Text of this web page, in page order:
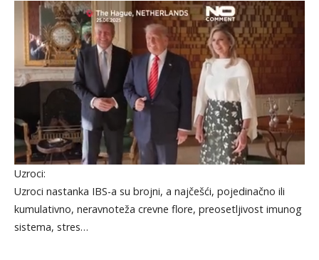
Uzroci:
Uzroci nastanka IBS-a su brojni, a najčešći, pojedinačno ili
kumulativno, neravnoteža crevne flore, preosetljivost imunog
sistema, stres…